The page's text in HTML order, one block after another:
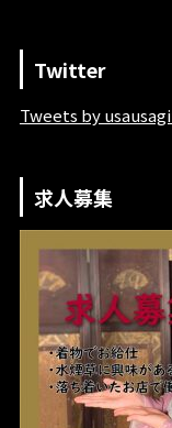
Twitter
Tweets by
求人募集